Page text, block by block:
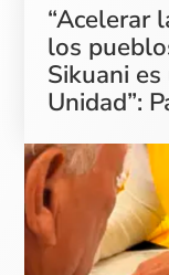
“Acelerar
los
Sikuani
Unidad”: